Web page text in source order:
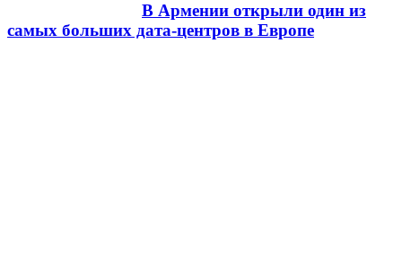
В Армении открыли один из
самых больших дата-центров в Европе